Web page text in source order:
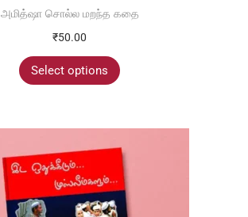
அமித்ஷா சொல்ல மறந்த கதை
₹50.00
Select options